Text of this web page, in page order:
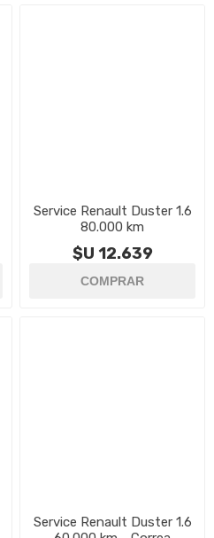
Service Renault Duster 1.6
80.000 km
$U 12.639
Service Renault Duster 1.6